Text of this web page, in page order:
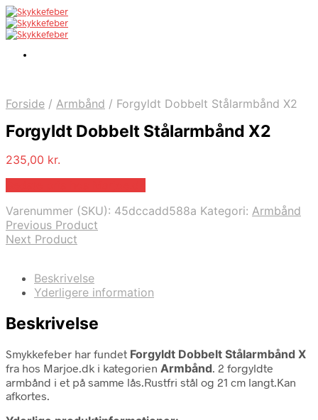
Forside / Armbånd / Forgyldt Dobbelt Stålarmbånd X2
Forgyldt Dobbelt Stålarmbånd X2
235,00 kr.
Varenummer (SKU): 45dccadd588a Kategori: Armbånd
Previous Product
Next Product
Beskrivelse
Yderligere information
Beskrivelse
Smykkefeber har fundet Forgyldt Dobbelt Stålarmbånd X
fra hos Marjoe.dk i kategorien Armbånd. 2 forgyldte
armbånd i et på samme lås.Rustfri stål og 21 cm langt.Kan
afkortes.